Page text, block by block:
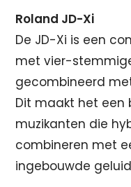
Roland JD-Xi
De JD-Xi is een
met vier-
gecombineerd
Dit maakt het een
muzikanten die
combineren met
ingebouwde